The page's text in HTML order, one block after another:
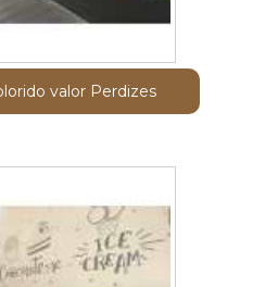
valor Perdizes